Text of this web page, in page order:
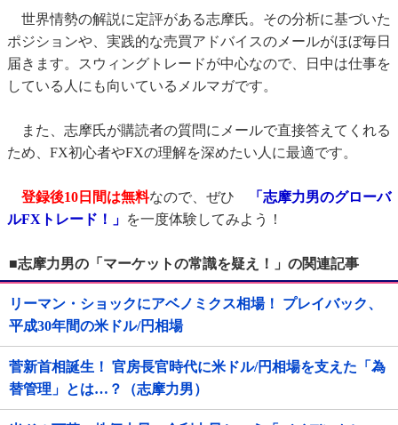
世界情勢の解説に定評がある志摩氏。その分析に基づいた
ポジションや、実践的な売買アドバイスのメールがほぼ毎日
届きます。スウィングトレードが中心なので、日中は仕事を
している人にも向いているメルマガです。
また、志摩氏が購読者の質問にメールで直接答えてくれる
ため、FX初心者やFXの理解を深めたい人に最適です。
登録後10日間は無料なので、ぜひ
「志摩力男のグローバ
ルFXトレード！」 を一度体験してみよう！
■志摩力男の「マーケットの常識を疑え！」の関連記事
リーマン・ショックにアベノミクス相場！ プレイバック、
平成30年間の米ドル/円相場
菅新首相誕生！ 官房長官時代に米ドル/円相場を支えた「為
替管理」とは…？（志摩力男）